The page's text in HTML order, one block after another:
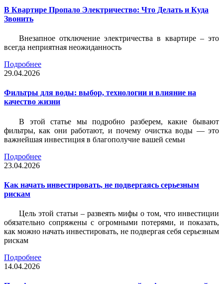
В Квартире Пропало Электричество: Что Делать и Куда
Звонить
Внезапное отключение электричества в квартире – это
всегда неприятная неожиданность
Подробнее
29.04.2026
Фильтры для воды: выбор, технологии и влияние на
качество жизни
В этой статье мы подробно разберем, какие бывают
фильтры, как они работают, и почему очистка воды — это
важнейшая инвестиция в благополучие вашей семьи
Подробнее
23.04.2026
Как начать инвестировать, не подвергаясь серьезным
рискам
Цель этой статьи – развеять мифы о том, что инвестиции
обязательно сопряжены с огромными потерями, и показать,
как можно начать инвестировать, не подвергая себя серьезным
рискам
Подробнее
14.04.2026